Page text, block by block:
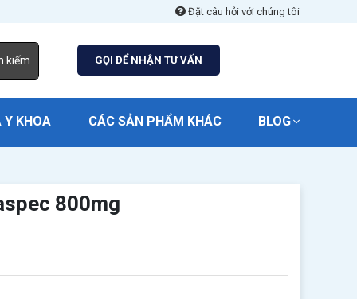
Đặt câu hỏi với chúng tôi
kiếm GỌI ĐỂ NHẬN TƯ VẤN
Y KHOA CÁC SẢN PHẨM KHÁC BLOG
800mg